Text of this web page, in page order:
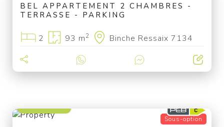
BEL APPARTEMENT 2 CHAMBRES -
TERRASSE - PARKING
2 93 m2 Binche Ressaix 7134
Sous-option